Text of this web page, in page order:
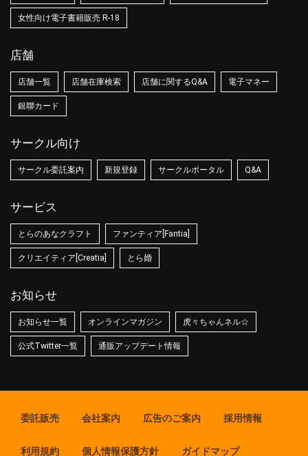
女性向け電子書籍販売 R-18
店舗
店舗一覧 店舗在庫検索 店舗に関するQ&A 電子マネー
銀聯カード
サークル向け
サークル委託案内 新規登録 サークルポータル Q&A
サービス
とらのあなクラフト ファンティア[Fantia]
クリエイティア[Creatia] とら婚
お知らせ
お知らせ一覧 オンラインマガジン 虎々ちゃんネル☆
公式Twitter一覧 通販アップデート情報
委託販売 会社案内 広告のご案内 採用情報
利用規約 個人情報保護方針 ガイドマップ